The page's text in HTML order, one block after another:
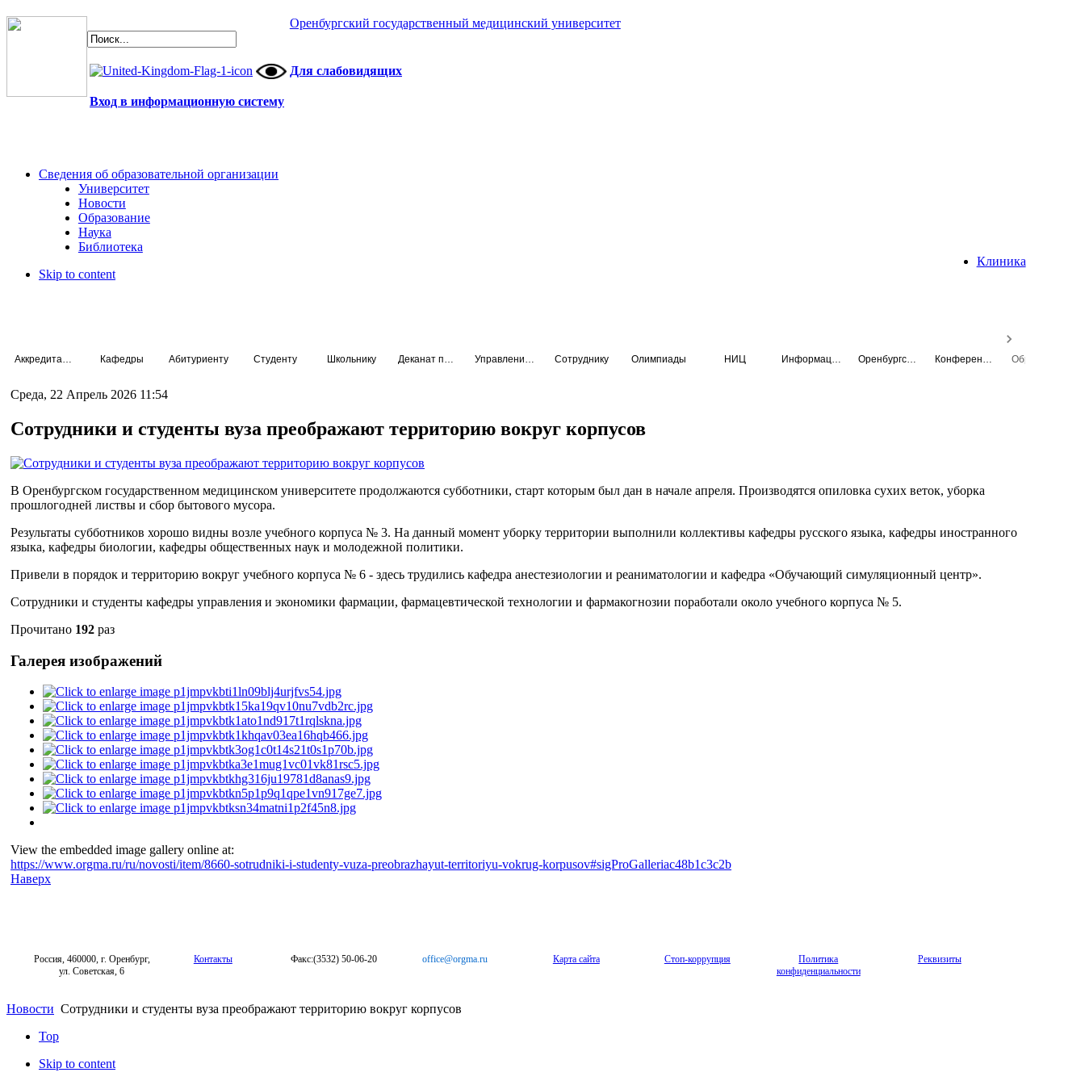
Оренбургский государственный медицинский университет
Для слабовидящих
Вход в информационную систему
Сведения об образовательной организации
Университет
Новости
Образование
Наука
Библиотека
Клиника
Skip to content
Кафедры Абитуриенту Студенту Школьнику Сотруднику Олимпиады НИЦ
Среда, 22 Апрель 2026 11:54
Сотрудники и студенты вуза преображают территорию вокруг корпусов
В Оренбургском государственном медицинском университете продолжаются субботники, старт которым был дан в начале апреля. Производятся опиловка сухих веток, уборка
прошлогодней листвы и сбор бытового мусора.
Результаты субботников хорошо видны возле учебного корпуса № 3. На данный момент уборку территории выполнили коллективы кафедры русского языка, кафедры иностранного
языка, кафедры биологии, кафедры общественных наук и молодежной политики.
Привели в порядок и территорию вокруг учебного корпуса № 6 - здесь трудились кафедра анестезиологии и реаниматологии и кафедра «Обучающий симуляционный центр».
Сотрудники и студенты кафедры управления и экономики фармации, фармацевтической технологии и фармакогнозии поработали около учебного корпуса № 5.
Прочитано 192 раз
Галерея изображений
View the embedded image gallery online at:
https://www.orgma.ru/ru/novosti/item/8660-sotrudniki-i-studenty-vuza-preobrazhayut-territoriyu-vokrug-korpusov#sigProGalleriac48b1c3c2b
Наверх
Россия, 460000, г. Оренбург,
ул. Советская, 6
Контакты Факс:(3532) 50-06-20 office@orgma.ru Карта сайта Стоп-коррупция
Политика
конфиденциальности
Реквизиты
Новости Сотрудники и студенты вуза преображают территорию вокруг корпусов
Top
Skip to content